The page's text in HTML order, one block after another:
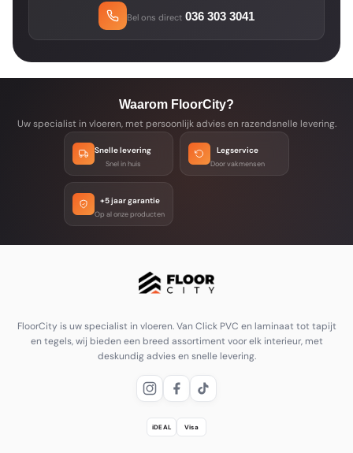
Bel ons direct 036 303 3041
Waarom FloorCity?
Uw specialist in vloeren, met persoonlijk advies en razendsnelle levering.
Snelle levering
Snel in huis
Legservice
Door vakmensen
+5 jaar garantie
Op al onze producten
FloorCity is uw specialist in vloeren. Van Click PVC en laminaat tot tapijt
en tegels, wij bieden een breed assortiment voor elk interieur, met
deskundig advies en snelle levering.
iDEAL Visa